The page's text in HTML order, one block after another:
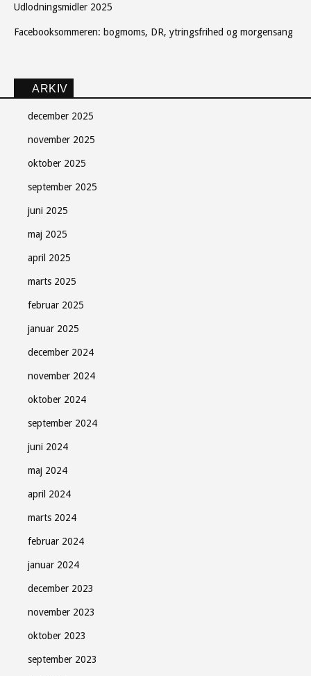
Udlodningsmidler 2025
Facebooksommeren: bogmoms, DR, ytringsfrihed og morgensang
ARKIV
december 2025
november 2025
oktober 2025
september 2025
juni 2025
maj 2025
april 2025
marts 2025
februar 2025
januar 2025
december 2024
november 2024
oktober 2024
september 2024
juni 2024
maj 2024
april 2024
marts 2024
februar 2024
januar 2024
december 2023
november 2023
oktober 2023
september 2023